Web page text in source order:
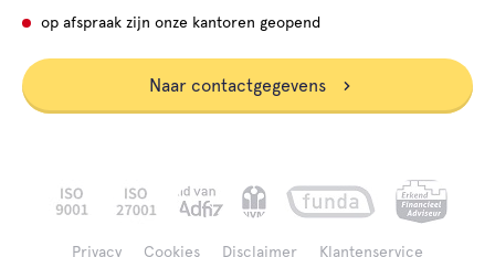
op afspraak zijn onze kantoren geopend
Naar contactgegevens
Privacy Cookies Disclaimer Klantenservice